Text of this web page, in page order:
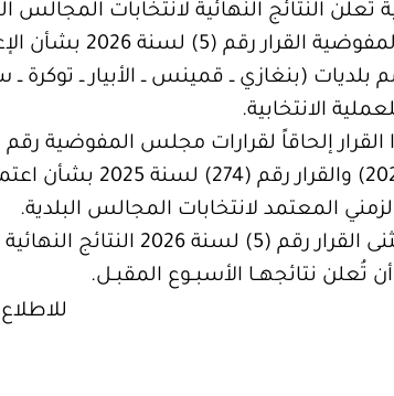
النتائج النهائية لانتخابات المجالس البلدية لعدد (8) بلديات ضمن
بلديات (بنغازي ــ قمينس ــ الأبيار ــ
الانتخابية.
المعتمد لانتخابات المجالس البلدية.
وقد استثنى القرار
تُعلن نتائجهــا الأسبــوع المقبــل.